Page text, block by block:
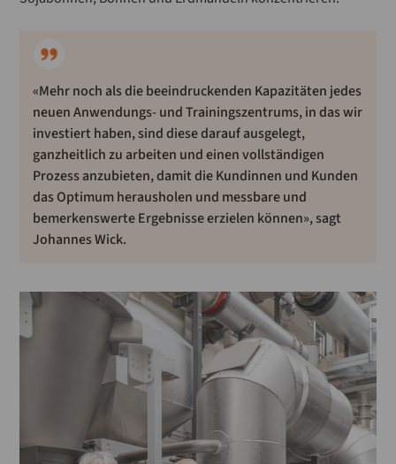
«Mehr noch als die beeindruckenden Kapazitäten jedes
neuen Anwendungs- und Trainingszentrums, in das wir
investiert haben, sind diese darauf ausgelegt,
ganzheitlich zu arbeiten und einen vollständigen
Prozess anzubieten, damit die Kundinnen und Kunden
das Optimum herausholen und messbare und
bemerkenswerte Ergebnisse erzielen können», sagt
Johannes Wick.